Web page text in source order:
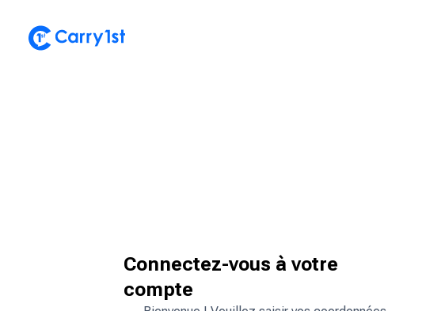
Connectez-vous à votre
compte